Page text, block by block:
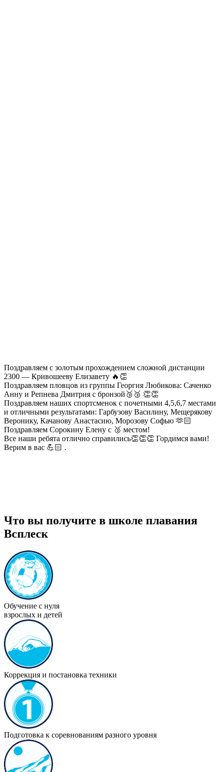
Поздравляем с золотым прохождением сложной дистанции
2300 — Кривошееву Елизавету 🔥👏
Поздравляем пловцов из группы Георгия Любикова: Саченко
Анну и Репнева Дмитрия с бронзой🥉🥉 👏👏
Поздравляем наших спортсменок с почетными 4,5,6,7 местами
и отличными результатами: Гарбузову Василину, Мещерякову
Веронику, Качанову Анастасию, Морозову Софью 🫶🏻
Поздравляем Сорокину Елену с 🥉 местом!
Все наши ребята отлично справились👏👏👏 Гордимся вами!
Верим в вас 💪🏻 .
Что вы получите в школе плавания
Всплеск
Обучение с нуля
взрослых и детей
Коррекция и постановка техники
Подготовка к соревнованиям разного уровня